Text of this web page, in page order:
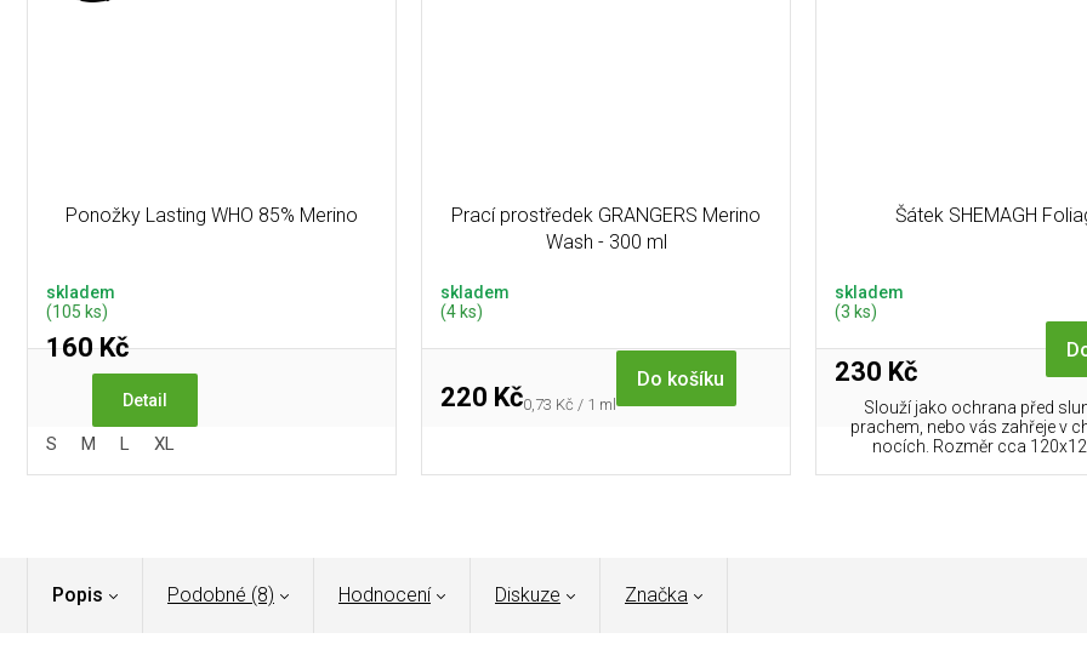
Ponožky Lasting WHO 85% Merino
skladem
(105 ks)
160 Kč
Detail
S M L XL
Prací prostředek GRANGERS Merino
Wash - 300 ml
skladem
(4 ks)
220 KčMěrná
0,73 Kč / 1 ml
Do košíku
Šátek SHEMAGH
skladem
(3 ks)
230 Kč
Slouží jako ochrana před
prachem, nebo vás zahřeje v
nocích. Rozměr cca
Popis Podobné (8) Hodnocení Diskuze Značka